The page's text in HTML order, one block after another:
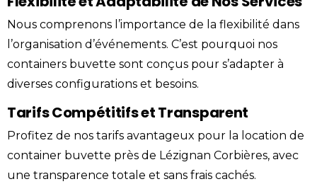
Nous comprenons l’importance de la flexibilité dans
l’organisation d’événements. C’est pourquoi nos
containers buvette sont conçus pour s’adapter à
diverses configurations et besoins.
Tarifs Compétitifs et Transparent
Profitez de nos tarifs avantageux pour la location de
container buvette près de Lézignan Corbières, avec
une transparence totale et sans frais cachés.